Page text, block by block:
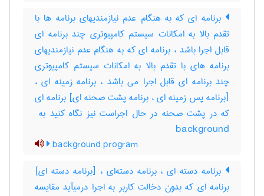
برنامه ای که به هنگام عدم نیازمندیهای برنامه ها با
تقدم بالا به امکانات سیستم کامپیوتری چند برنامه ای
قابل اجرا باشد ، برنامه ای که به هنگام عدم نیازمندیهای
برنامه های با تقدم بالا به امکانات سیستم کامپیوتری
چند برنامه ای قابل اجرا می باشد ، برنامه زمینه ای ،
[برنامه پس زمینه ای ، برنامه پشت صحنه ای] برنامه ای
background
background program
برنامه دسته ای ، برنامه دسته‌ای ، [برنامه دسته ای]
برنامه ای که بدون دخالت کاربر به اجرا درمیآید مقایسه